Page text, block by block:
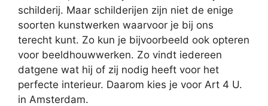
schilderij. Maar schilderijen zijn niet de enige
soorten kunstwerken waarvoor je bij ons
terecht kunt. Zo kun je bijvoorbeeld ook opteren
voor beeldhouwwerken. Zo vindt iedereen
datgene wat hij of zij nodig heeft voor het
perfecte interieur. Daarom kies je voor Art 4 U.
in Amsterdam.